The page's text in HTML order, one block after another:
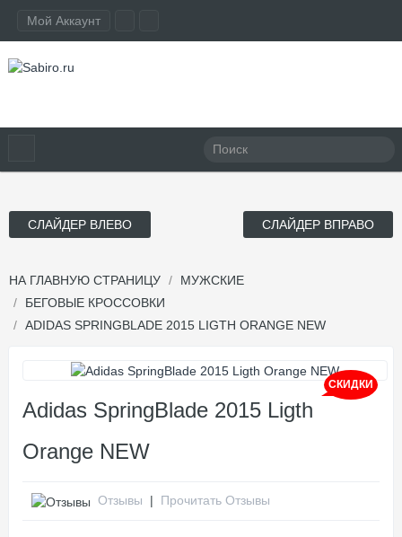
Мой Аккаунт
СЛАЙДЕР ВЛЕВО СЛАЙДЕР ВПРАВО
НА ГЛАВНУЮ СТРАНИЦУ
МУЖСКИЕ
БЕГОВЫЕ КРОССОВКИ
ADIDAS SPRINGBLADE 2015 LIGTH ORANGE NEW
СКИДКИ
Adidas SpringBlade 2015 Ligth
Orange NEW
Отзывы | Прочитать Отзывы